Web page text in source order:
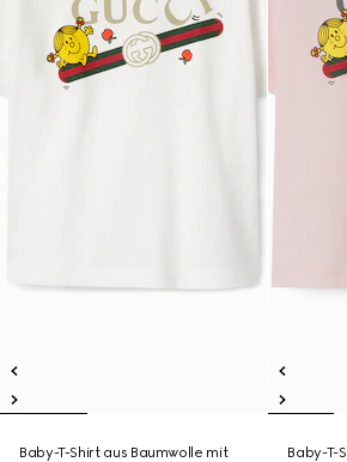
Baby-T-Shirt aus Baumwolle mit
Baby-T-